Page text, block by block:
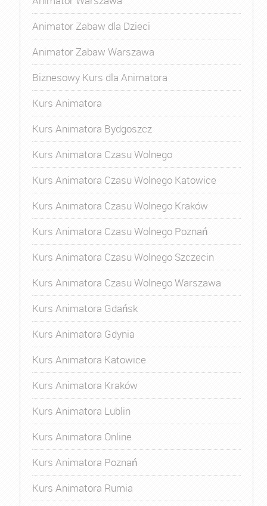
Animator Zabaw dla Dzieci
Animator Zabaw Warszawa
Biznesowy Kurs dla Animatora
Kurs Animatora
Kurs Animatora Bydgoszcz
Kurs Animatora Czasu Wolnego
Kurs Animatora Czasu Wolnego Katowice
Kurs Animatora Czasu Wolnego Kraków
Kurs Animatora Czasu Wolnego Poznań
Kurs Animatora Czasu Wolnego Szczecin
Kurs Animatora Czasu Wolnego Warszawa
Kurs Animatora Gdańsk
Kurs Animatora Gdynia
Kurs Animatora Katowice
Kurs Animatora Kraków
Kurs Animatora Lublin
Kurs Animatora Online
Kurs Animatora Poznań
Kurs Animatora Rumia